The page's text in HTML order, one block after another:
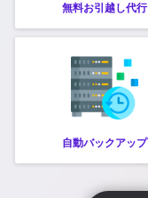
無料お引越し代行
自動バックアップ